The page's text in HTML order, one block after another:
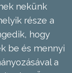
nekünk
része a
hogy
be és mennyi
a